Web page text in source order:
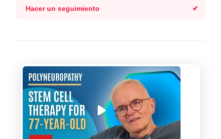
Hacer un seguimiento